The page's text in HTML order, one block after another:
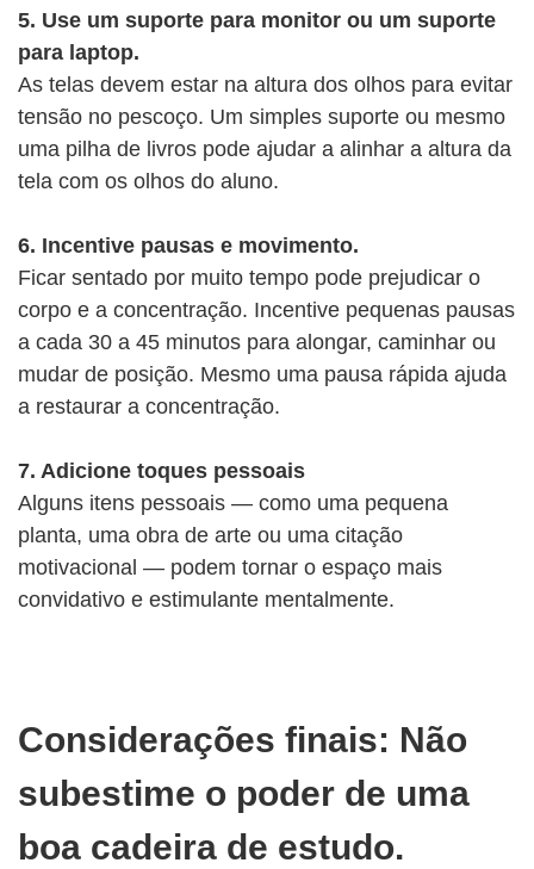
5. Use um suporte para monitor ou um suporte
para laptop.
As telas devem estar na altura dos olhos para evitar
tensão no pescoço. Um simples suporte ou mesmo
uma pilha de livros pode ajudar a alinhar a altura da
tela com os olhos do aluno.
6. Incentive pausas e movimento.
Ficar sentado por muito tempo pode prejudicar o
corpo e a concentração. Incentive pequenas pausas
a cada 30 a 45 minutos para alongar, caminhar ou
mudar de posição. Mesmo uma pausa rápida ajuda
a restaurar a concentração.
7. Adicione toques pessoais
Alguns itens pessoais — como uma pequena
planta, uma obra de arte ou uma citação
motivacional — podem tornar o espaço mais
convidativo e estimulante mentalmente.
Considerações finais: Não
subestime o poder de uma
boa cadeira de estudo.